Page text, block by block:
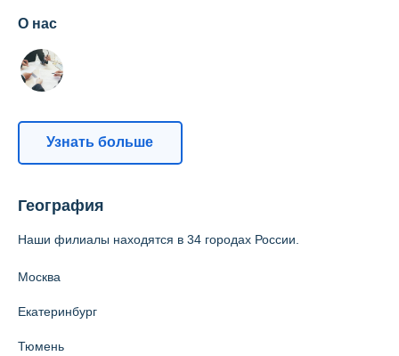
О нас
Узнать больше
География
Наши филиалы находятся в 34 городах России.
Москва
Екатеринбург
Тюмень